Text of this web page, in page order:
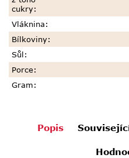
cukry:
Vláknina:
Bílkoviny:
Sůl:
Porce:
Gram:
Popis